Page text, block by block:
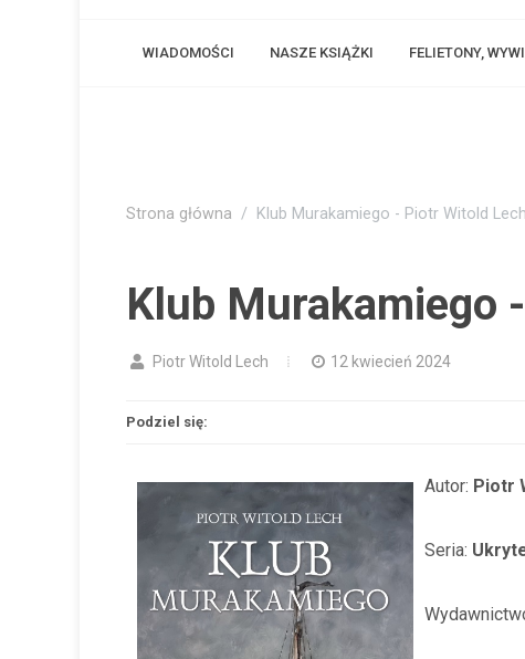
WIADOMOŚCI NASZE KSIĄŻKI FELIETONY,
Strona główna Klub Murakamiego - Piotr Witold Lech
Klub Murakamiego
Piotr Witold Lech 12 kwiecień 2024
Podziel się:
Autor: Piotr
Seria: